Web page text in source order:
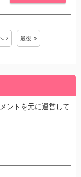
最後
ントを元に運営して